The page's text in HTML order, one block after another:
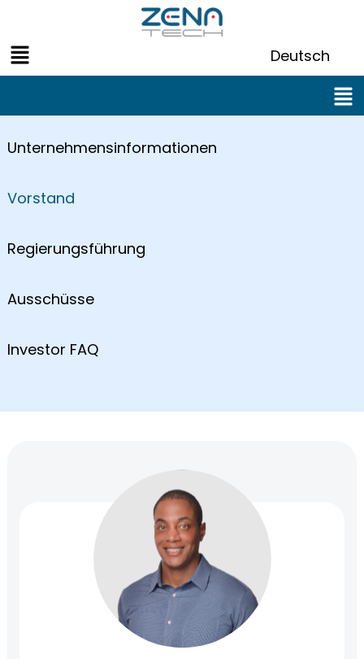
springen
Menü Deutsch
Unternehmensinformationen
Vorstand
Regierungsführung
Ausschüsse
Investor FAQ